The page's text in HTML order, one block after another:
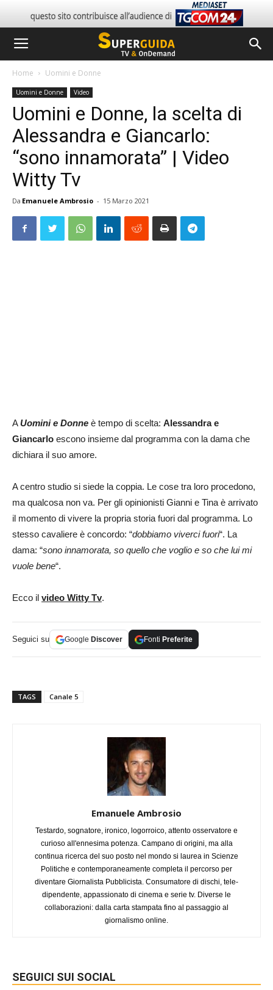
Home Uomini e Donne
Uomini e Donne Video
Uomini e Donne, la scelta di
Alessandra e Giancarlo:
“sono innamorata” | Video
Witty Tv
Da Emanuele Ambrosio - 15 Marzo 2021
AUomini e Donne è tempo di scelta: Alessandra e
Giancarlo escono insieme dal programma con la dama che
dichiara il suo amore.
A centro studio si siede la coppia. Le cose tra loro procedono,
ma qualcosa non va. Per gli opinionisti Gianni e Tina è arrivato
il momento di vivere la propria storia fuori dal programma. Lo
stesso cavaliere è concordo: “dobbiamo viverci fuori“. La
dama: “sono innamorata, so quello che voglio e so che lui mi
vuole bene“.
Ecco il video Witty Tv.
Seguici su Google Discover Fonti Preferite
TAGS Canale 5
Emanuele Ambrosio
Testardo, sognatore, ironico, logorroico, attento osservatore e
curioso all'ennesima potenza. Campano di origini, ma alla
continua ricerca del suo posto nel mondo si laurea in Scienze
Politiche e contemporaneamente completa il percorso per
diventare Giornalista Pubblicista. Consumatore di dischi, tele-
dipendente, appassionato di cinema e serie tv. Diverse le
collaborazioni: dalla carta stampata fino al passaggio al
giornalismo online.
SEGUICI SUI SOCIAL